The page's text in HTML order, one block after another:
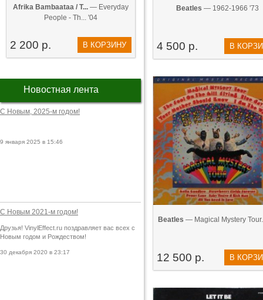
Afrika Bambaataa / T... — Everyday
People - Th... '04
2 200 р. В КОРЗИНУ
Новостная лента
С Новым, 2025-м годом!
9 января 2025 в 15:46
С Новым 2021-м годом!
Друзья! VinylEffect.ru поздравляет вас всех с
Новым годом и Рождеством!
30 декабря 2020 в 23:17
Beatles — 1962-1966 '73
4 500 р. В
Beatles — Magical Mystery
12 500 р. В